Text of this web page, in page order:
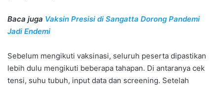
Baca juga Vaksin Presisi di Sangatta Dorong Pandemi
Jadi Endemi
Sebelum mengikuti vaksinasi, seluruh peserta dipastikan
lebih dulu mengikuti beberapa tahapan. Di antaranya cek
tensi, suhu tubuh, input data dan screening. Setelah